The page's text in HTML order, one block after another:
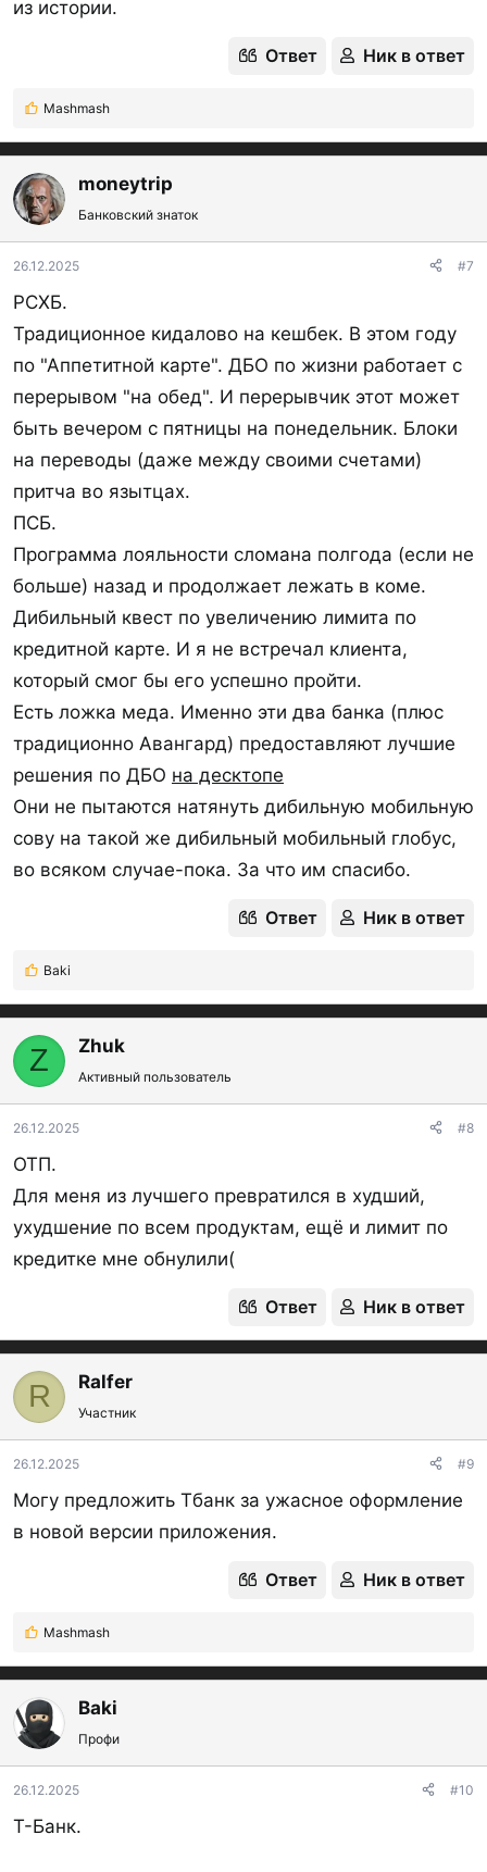
из истории.
Ответ Ник в ответ
Р
а
к
ц
и
и
:
Mashmash
moneytrip
Банковский знаток
26.12.2025 #7
РСХБ.
Традиционное кидалово на кешбек. В этом году
по "Аппетитной карте". ДБО по жизни работает с
перерывом "на обед". И перерывчик этот может
быть вечером с пятницы на понедельник. Блоки
на переводы (даже между своими счетами)
притча во язытцах.
ПСБ.
Программа лояльности сломана полгода (если не
больше) назад и продолжает лежать в коме.
Дибильный квест по увеличению лимита по
кредитной карте. И я не встречал клиента,
который смог бы его успешно пройти.
Есть ложка меда. Именно эти два банка (плюс
традиционно Авангард) предоставляют лучшие
решения по ДБО на десктопе
Они не пытаются натянуть дибильную мобильную
сову на такой же дибильный мобильный глобус,
во всяком случае-пока. За что им спасибо.
Ответ Ник в ответ
Р
а
к
и
и
:
Baki
Z Zhuk
Активный пользователь
26.12.2025 #8
ОТП.
Для меня из лучшего превратился в худший,
ухудшение по всем продуктам, ещё и лимит по
кредитке мне обнулили(
Ответ Ник в ответ
R Ralfer
Участник
26.12.2025 #9
Могу предложить Тбанк за ужасное оформление
в новой версии приложения.
Ответ Ник в ответ
Р
а
к
ц
и
и
:
Mashmash
Baki
Профи
26.12.2025 #10
Т-Банк.